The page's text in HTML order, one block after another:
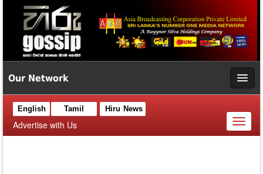
Our Network
English Tamil Hiru News
Advertise with Us
Toggle